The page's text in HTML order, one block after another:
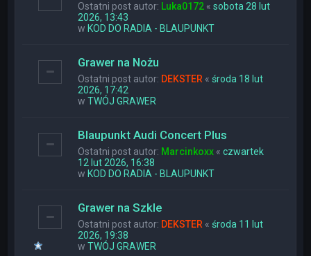
Ostatni post autor: Luka0172 «sobota 28 lut
2026, 13:43
w KOD DO RADIA - BLAUPUNKT
Grawer na Nożu
Ostatni post autor: DEKSTER «środa 18 lut
2026, 17:42
wTWÓJ GRAWER
Blaupunkt Audi Concert Plus
Ostatni post autor: Marcinkoxx «czwartek
12 lut 2026, 16:38
w KOD DO RADIA - BLAUPUNKT
Grawer na Szkle
Ostatni post autor: DEKSTER «środa 11 lut
2026, 19:38
wTWÓJ GRAWER